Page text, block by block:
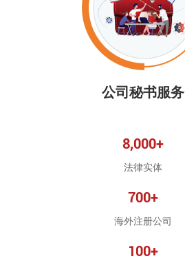
公司秘书服务
8,000+
法律实体
700+
海外注册公司
100+